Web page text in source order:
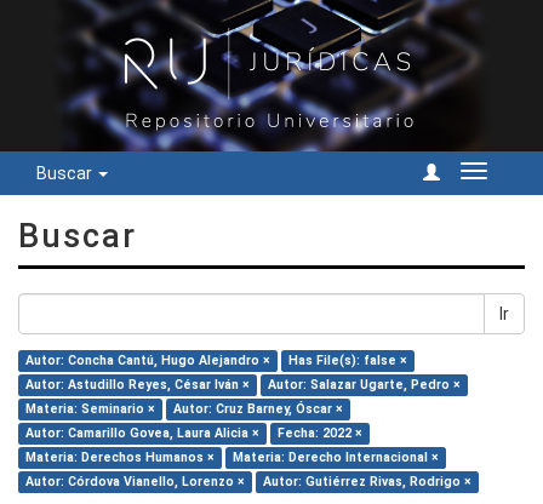
Buscar
Cambiar
Buscar
Ir
Autor: Concha Cantú, Hugo Alejandro ×
Has File(s): false ×
Autor: Astudillo Reyes, César Iván ×
Autor: Salazar Ugarte, Pedro ×
Materia: Seminario ×
Autor: Cruz Barney, Óscar ×
Autor: Camarillo Govea, Laura Alicia ×
Fecha: 2022 ×
Materia: Derechos Humanos ×
Materia: Derecho Internacional ×
Autor: Córdova Vianello, Lorenzo ×
Autor: Gutiérrez Rivas, Rodrigo ×